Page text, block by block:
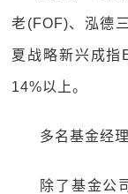
老(FOF)、泓德
夏战略新兴成指
14%以上。
多名基金经
除了基金公